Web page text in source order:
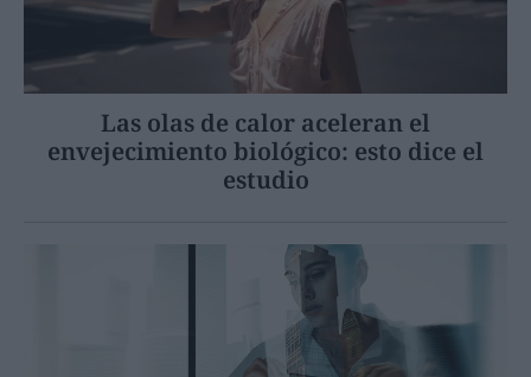
Las olas de calor aceleran el
envejecimiento biológico: esto dice el
estudio